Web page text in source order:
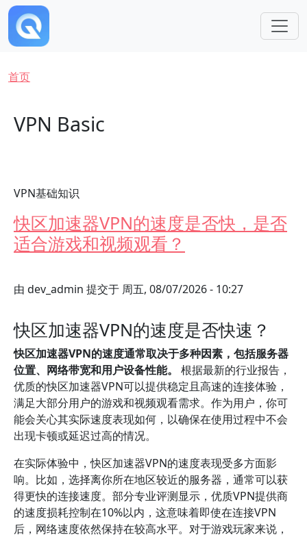
跳转到主要内容
面包屑
首页
VPN Basic
VPN基础知识
快区加速器VPN的速度是否快，是否
适合游戏和视频观看？
由 dev_admin 提交于 周五, 08/07/2026 - 10:27
快区加速器VPN的速度是否快速？
快区加速器VPN的速度通常取决于多种因素，包括服务器
位置、网络带宽和用户设备性能。
根据最新的行业报告，
优质的快区加速器VPN可以提供稳定且高速的连接体验，
满足大部分用户的游戏和视频观看需求。作为用户，你可
能会关心其实际速度表现如何，以确保在使用过程中不会
出现卡顿或延迟过高的情况。
在实际体验中，快区加速器VPN的速度表现受多方面影
响。比如，选择离你所在地区较近的服务器，通常可以获
得更快的连接速度。部分专业评测显示，优质VPN提供商
的速度损耗控制在10%以内，这意味着即使在连接VPN
后，网络速度依然保持在较高水平。对于游戏玩家来说，